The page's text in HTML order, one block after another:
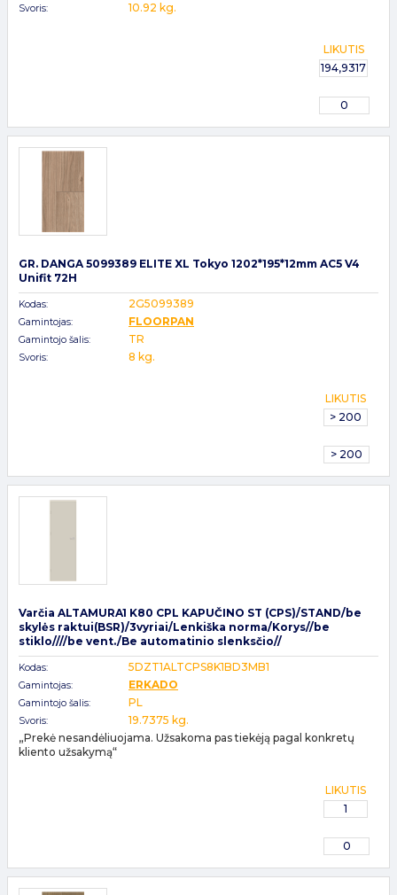
Svoris: 10.92 kg.
LIKUTIS
194,9317
0
GR. DANGA 5099389 ELITE XL Tokyo 1202*195*12mm AC5 V4
Unifit 72H
Kodas: 2G5099389
Gamintojas: FLOORPAN
Gamintojo šalis: TR
Svoris: 8 kg.
LIKUTIS
> 200
> 200
Varčia ALTAMURA1 K80 CPL KAPUČINO ST (CPS)/STAND/be
skylės raktui(BSR)/3vyriai/Lenkiška norma/Korys//be
stiklo////be vent./Be automatinio slenksčio//
Kodas: 5DZT1ALTCPS8K1BD3MB1
Gamintojas: ERKADO
Gamintojo šalis: PL
Svoris:
19.7375 kg.
„Prekė nesandėliuojama. Užsakoma pas tiekėją pagal konkretų
kliento užsakymą“
LIKUTIS
1
0